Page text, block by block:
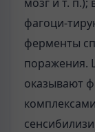
фагоци-
ферменты
поражения.
оказывают